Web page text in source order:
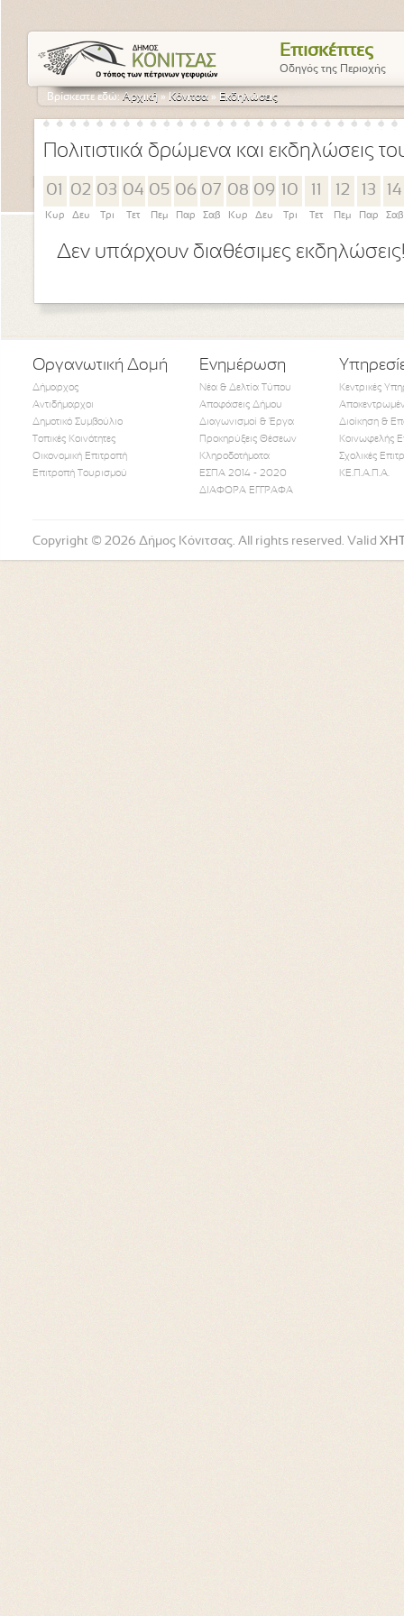
Επισκέπτες
Οδηγός της Περιοχής
Βρίσκεστε εδώ:Αρχική » Κόνιτσα » Εκδηλώσεις
Πολιτιστικά δρώμενα και εκδηλώσεις
01
Κυρ
02
Δευ
03
Τρι
04
Τετ
05
Πεμ
06
Παρ
07
Σαβ
08
Κυρ
09
Δευ
10
Τρι Τετ
12
Πεμ
13
Παρ
14
Σαβ
Δεν υπάρχουν διαθέσιμες
Οργανωτική Δομή
Δήμαρχος
Αντιδήμαρχοι
Δημοτικό Συμβούλιο
Τοπικές Κοινότητες
Οικονομική Επιτροπή
Επιτροπή Τουρισμού
Ενημέρωση
Νέα & Δελτία Τύπου
Αποφάσεις Δήμου
Διαγωνισμοί & Έργα
Προκηρύξεις Θέσεων
Κληροδοτήματα
ΕΣΠΑ 2014 - 2020
ΔΙΑΦΟΡΑ ΕΓΓΡΑΦΑ
Κεντρικές
Διοίκηση &
Κοινωφελής
Σχολικές
ΚΕ.Π.Α.Π.Α.
Follow Us
Copyright © 2026 Δήμος Κόνιτσας. All rights reserved. Valid